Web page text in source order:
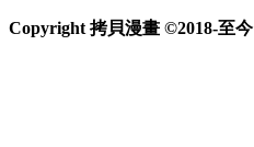
Copyright 拷貝漫畫 ©2018-至今